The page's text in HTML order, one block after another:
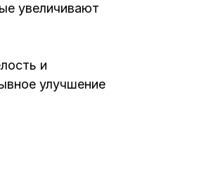
увеличивают
и
улучшение